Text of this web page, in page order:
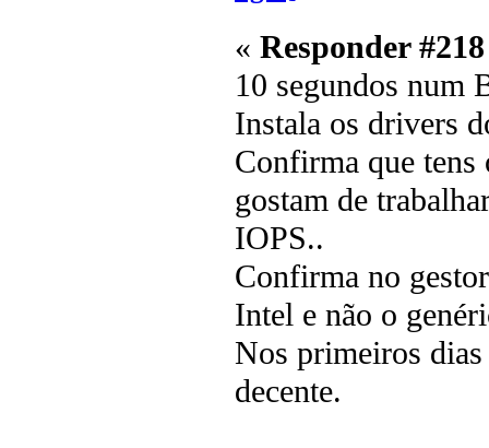
« Responder
10 segundos num
Instala os drivers
Confirma que
gostam de
IOPS..
Confirma no
Intel e não o
Nos primeiros
decente.